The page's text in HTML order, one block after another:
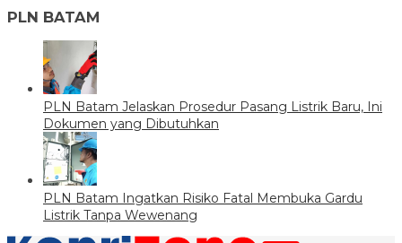
PLN BATAM
PLN Batam Jelaskan Prosedur Pasang Listrik Baru, Ini
Dokumen yang Dibutuhkan
PLN Batam Ingatkan Risiko Fatal Membuka Gardu
Listrik Tanpa Wewenang